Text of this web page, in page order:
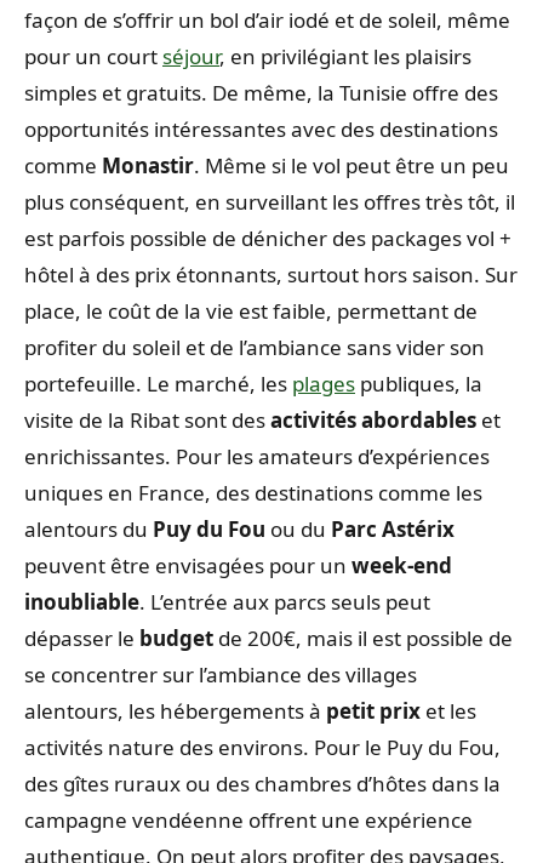
façon de s’offrir un bol d’air iodé et de soleil, même
pour un court séjour, en privilégiant les plaisirs
simples et gratuits. De même, la Tunisie offre des
opportunités intéressantes avec des destinations
comme Monastir. Même si le vol peut être un peu
plus conséquent, en surveillant les offres très tôt, il
est parfois possible de dénicher des packages vol +
hôtel à des prix étonnants, surtout hors saison. Sur
place, le coût de la vie est faible, permettant de
profiter du soleil et de l’ambiance sans vider son
portefeuille. Le marché, les plages publiques, la
visite de la Ribat sont desactivités abordables et
enrichissantes. Pour les amateurs d’expériences
uniques en France, des destinations comme les
alentours du Puy du Fou ou du Parc Astérix
peuvent être envisagées pour un week-end
inoubliable. L’entrée aux parcs seuls peut
dépasser le budget de 200€, mais il est possible de
se concentrer sur l’ambiance des villages
alentours, les hébergements à petit prix et les
activités nature des environs. Pour le Puy du Fou,
des gîtes ruraux ou des chambres d’hôtes dans la
campagne vendéenne offrent une expérience
authentique. On peut alors profiter des paysages,